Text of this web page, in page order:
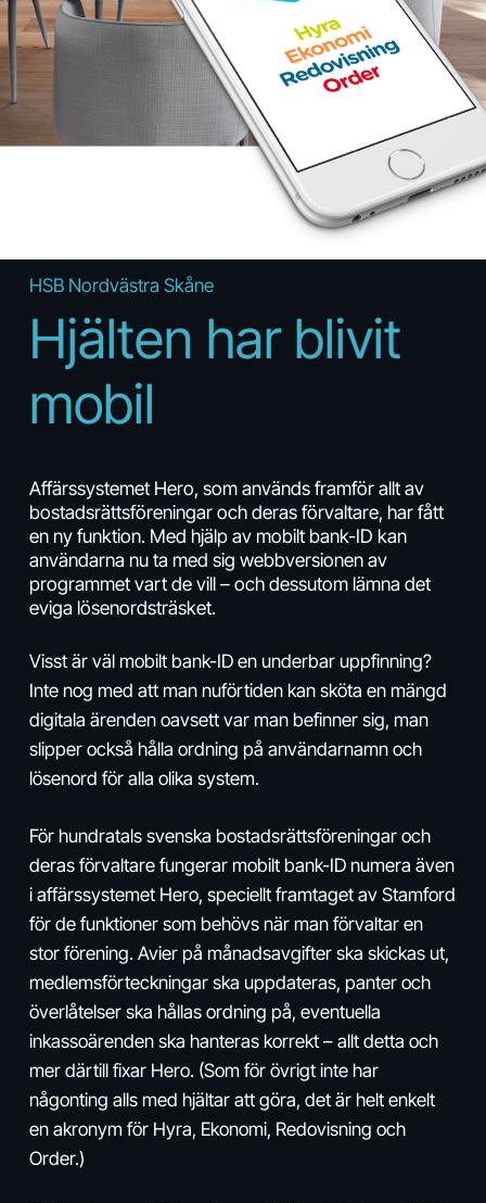
HSB Nordvästra Skåne
Hjälten har ­blivit
mobil
Affärssystemet Hero, som används framför allt av
bostadsrättsföreningar och deras förvaltare, har fått
en ny funktion. Med hjälp av mobilt bank-ID kan
användarna nu ta med sig webbversionen av
programmet vart de vill – och dessutom lämna det
eviga lösenordsträsket.
Visst är väl mobilt bank-ID en underbar uppfinning?
Inte nog med att man nuförtiden kan sköta en mängd
digitala ärenden oavsett var man befinner sig, man
slipper också hålla ordning på användarnamn och
lösenord för alla olika system.
För hundratals svenska bostadsrättsföreningar och
deras förvaltare fungerar mobilt bank-ID numera även
i affärssystemet Hero, speciellt framtaget av Stamford
för de funktioner som behövs när man förvaltar en
stor förening. Avier på månadsavgifter ska skickas ut,
medlemsförteckningar ska uppdateras, panter och
överlåtelser ska hållas ordning på, eventuella
inkassoärenden ska hanteras korrekt – allt detta och
mer därtill fixar Hero. (Som för övrigt inte har
någonting alls med hjältar att göra, det är helt enkelt
en akronym för Hyra, Ekonomi, Redovisning och
Order.)